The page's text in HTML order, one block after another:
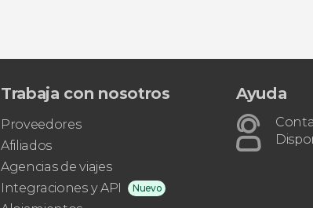
Trabaja con nosotros
Proveedores
Afiliados
Agencias de viajes
Integraciones y API
Nuevo
Ayuda